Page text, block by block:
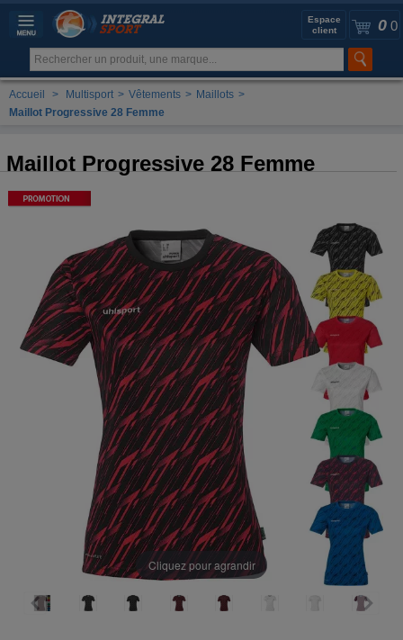
0 0
Espace
client
Accueil > Multisport > Vêtements > Maillots >
Maillot Progressive 28 Femme
Maillot Progressive 28 Femme
Cliquez pour agrandir